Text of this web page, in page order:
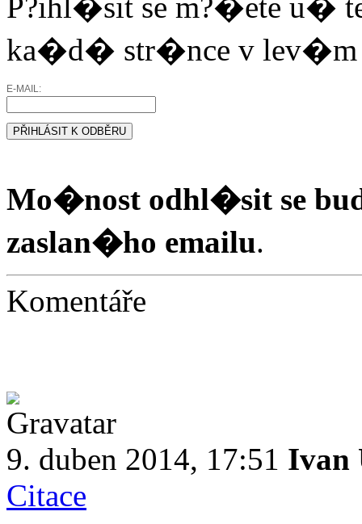
P?ihl�sit se m?�ete u�
ka�d� str�nce v lev�m
Mo�nost odhl�sit se
zaslan�ho emailu.
Komentáře
9. duben 2014, 17:51 Ivan
Citace